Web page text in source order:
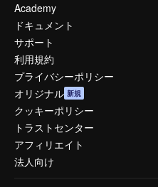
Academy
ドキュメント
サポート
利用規約
プライバシーポリシー
オリジナル 新規
クッキーポリシー
トラストセンター
アフィリエイト
法人向け